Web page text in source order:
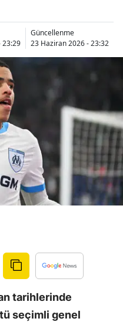
Bolu
Çanakkale
Çankırı
Denizli
Diyarbakır
Elazığ
Erzincan
23:29
Güncellenme
23 Haziran 2026 - 23:32
tarihlerinde
seçimli genel